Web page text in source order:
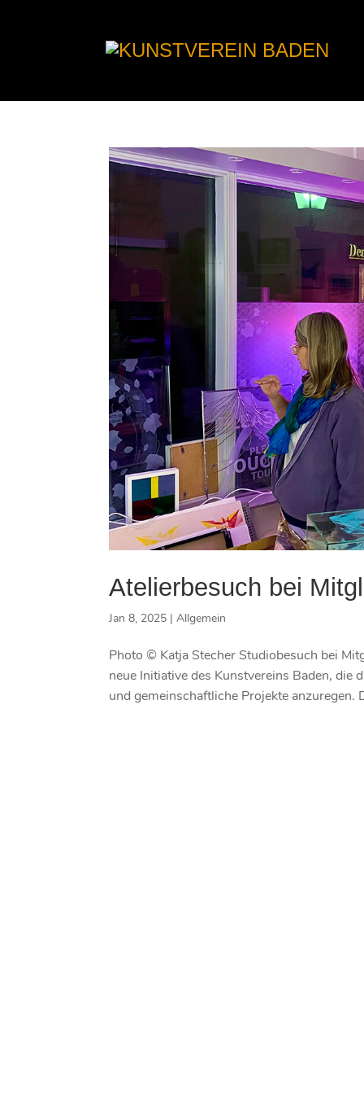
Atelierbesuch bei
Jan 8, 2025 |Allgemein
Photo © Katja Stecher Studiobesuch bei
neue Initiative des Kunstvereins Baden, die
und gemeinschaftliche Projekte anzuregen.